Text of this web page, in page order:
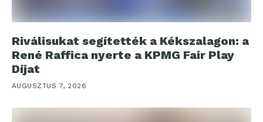
Riválisukat segítették a Kékszalagon: a
René Raffica nyerte a KPMG Fair Play
Díjat
AUGUSZTUS 7, 2026